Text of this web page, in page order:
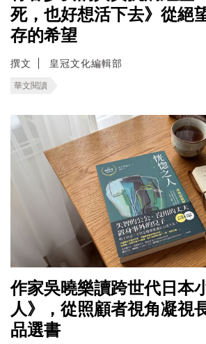
死，也好想活下去》從絕
存的希望
撰文 皇冠文化編輯部
華文閱讀
作家吳曉樂讀跨世代日本
人》，從照顧者視角凝視
品選書